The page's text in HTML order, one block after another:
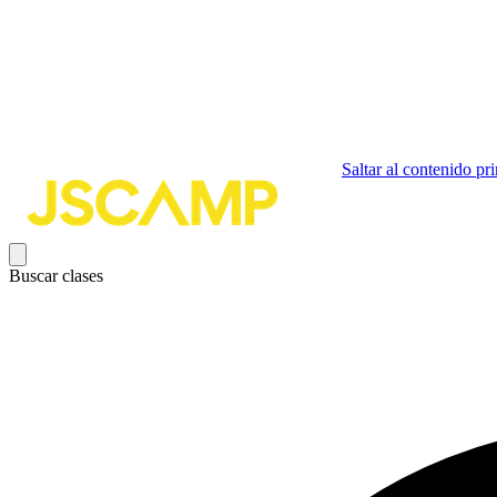
Saltar al contenido
Buscar clases